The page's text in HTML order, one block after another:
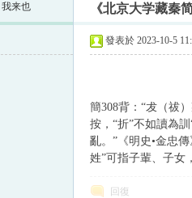
›
我来也 《北京大学藏秦
發表於 2023-10-5
簡308背：“犮（祓
按，“折”不如讀為
亂。”《明史•金忠
姓”可指子輩、子女
回復